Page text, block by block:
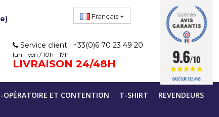
Français
Service client : +33(0)6 70 23 49 20
lun - ven / 10h - 17h
LIVRAISON 24/48H
OPÉRATOIRE ET CONTENTION T-SHIRT REVENDEURS
à bretelles
9.6/10
BASÉ SUR 732 AVIS